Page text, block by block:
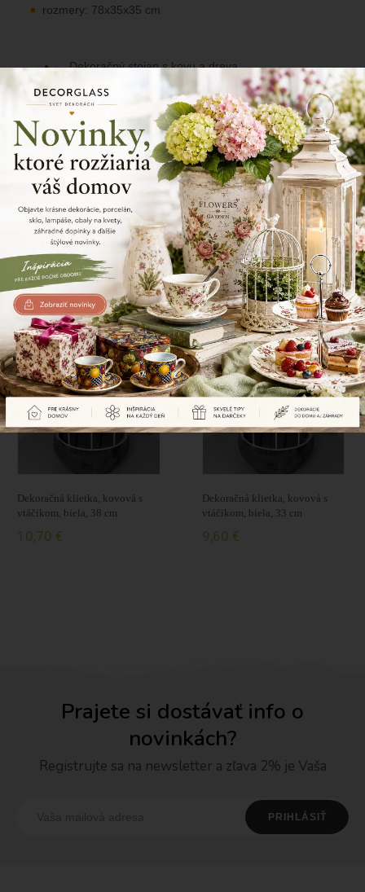
rozmery: 78x35x35 cm
Dekoračný stojan s kovu a dreva
39/138
Zdielajte tento produkt
Naposledy prezerané produkty
Dekoračná klietka, kovová s
vtáčikom, biela, 38 cm
10,70 €
Dekoračná klietka, kovová s
vtáčikom, biela, 33 cm
9,60 €
Prajete si dostávať info o
novinkách?
Registrujte sa na newsletter a zľava 2% je Vaša